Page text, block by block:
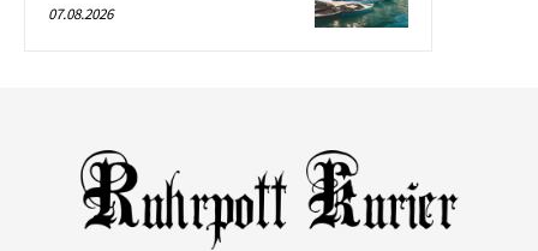
07.08.2026